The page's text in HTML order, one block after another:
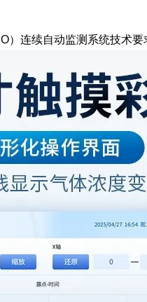
）连续自动监测系统技术要